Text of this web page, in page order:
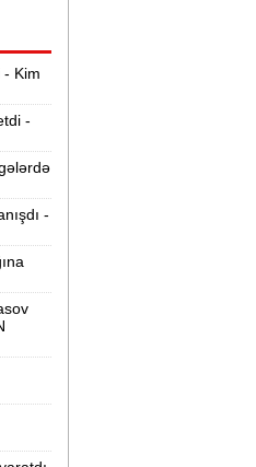
edə
dən
- Kim
-
-